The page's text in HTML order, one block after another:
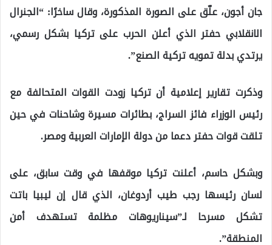
جان أجون، علّق على الصورة المذكورة، وقال ساخرًا: “الجنرال
الانقلابي حفتر الذي أعلن الحرب على تركيا بشكل رسمي،
يرتدي بدلة تمويه تركية الصنع”.
وذكرت تقارير إعلامية أن تركيا زودت القوات المتحالفة مع
رئيس الوزراء فائز السراج، بطائرات مسيرة وشاحنات في حين
تلقت قوات حفتر دعما من دولة الإمارات العربية ومصر.
وبشكل حاسم، أعلنت تركيا موقفها في وقت سابق، على
لسان رئيسها رجب طيب أردوغان، الذي قال إن ليبيا باتت
تشكل مسرحا لـ”سيناريوهات مظلمة تستهدف أمن
المنطقة”.